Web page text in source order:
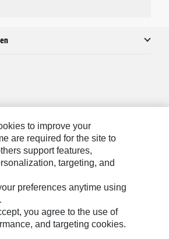
to improve your
are required for the site to
support features,
targeting, and
preferences anytime using
you agree to the use of
and targeting cookies.